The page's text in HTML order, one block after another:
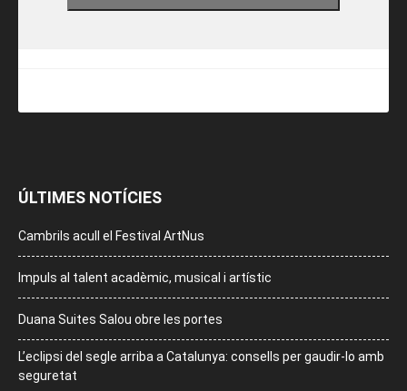
ÚLTIMES NOTÍCIES
Cambrils acull el Festival ArtNus
Impuls al talent acadèmic, musical i artístic
Duana Suites Salou obre les portes
L’eclipsi del segle arriba a Catalunya: consells per gaudir-lo amb
seguretat